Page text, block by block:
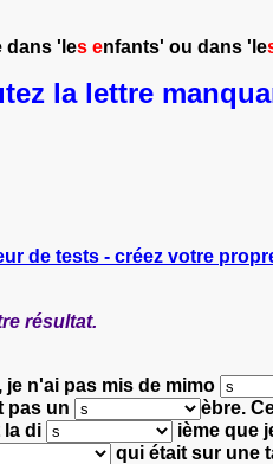
dans 'les enfants' ou dans 'le
la lettre
de tests - créez votre
résultat.
je n'ai pas mis de mimo
pas un èbre.
la di ième que
qui était sur une